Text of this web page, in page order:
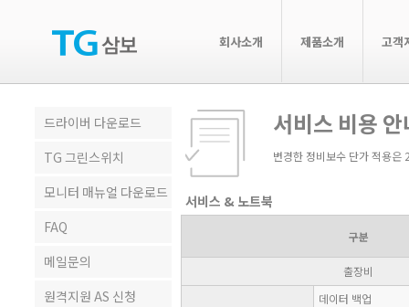
회사소개 제품소개 고객
드라이버 다운로드
TG 그린스위치
모니터 매뉴얼 다운로드
FAQ
메일문의
원격지원 AS 신청
서비스 비용 안
변경한 정비보수 단가 적용
서비스 & 노트북
구분
출장비
데이터 백업